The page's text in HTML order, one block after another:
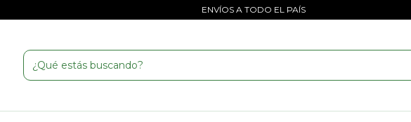
ENVÍOS A TODO EL PAÍS